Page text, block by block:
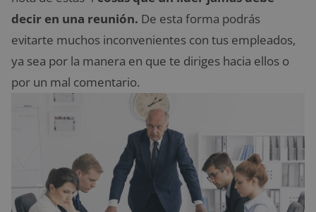
decir en una reunión. De esta forma podrás
evitarte muchos inconvenientes con tus empleados,
ya sea por la manera en que te diriges hacia ellos o
por un mal comentario.